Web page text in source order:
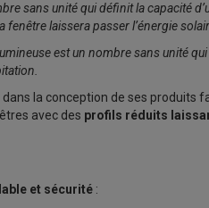
sans unité qui définit la capacité
laissera passer l’énergie
est un nombre sans unité
la conception de ses
avec des profils réduits
et sécurité :